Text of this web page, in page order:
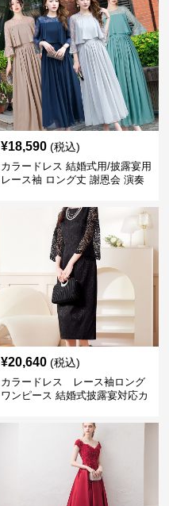
¥18,590 (税込)
カラードレス 結婚式用/披露宴用
レース袖 ロング丈 謝恩会 演奏
¥20,640 (税込)
カラードレス レース袖ロング
ワンピース 結婚式披露宴対応カ